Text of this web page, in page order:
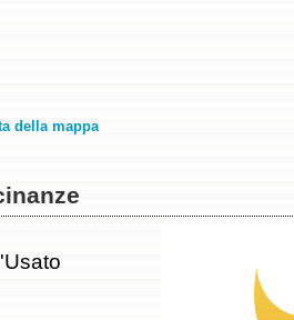
della mappa